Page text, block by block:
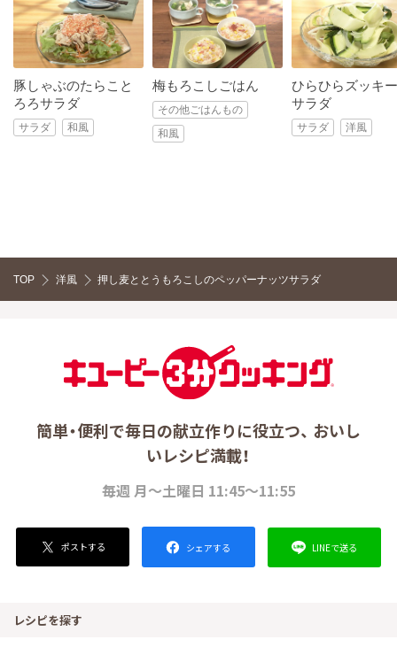
豚しゃぶのたらこと
ろろサラダ
サラダ 和風
梅もろこしごはん
その他ごはんもの
和風
ひらひらズッキ
サラダ
サラダ 洋風
TOP 洋風 押し麦ととうもろこしのペッパーナッツサラダ
簡単・便利で毎日の献立作りに役立つ、 おいし
いレシピ満載！
毎週 月～土曜日 11:45～11:55
ポストする シェアする LINEで送る
レシピを探す